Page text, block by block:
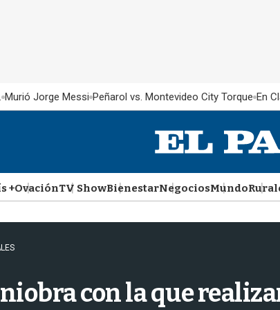
Murió Jorge Messi Peñarol vs. Montevideo City Torque En
+OvaciónTV ShowBienestarNegociosMundo
con la que